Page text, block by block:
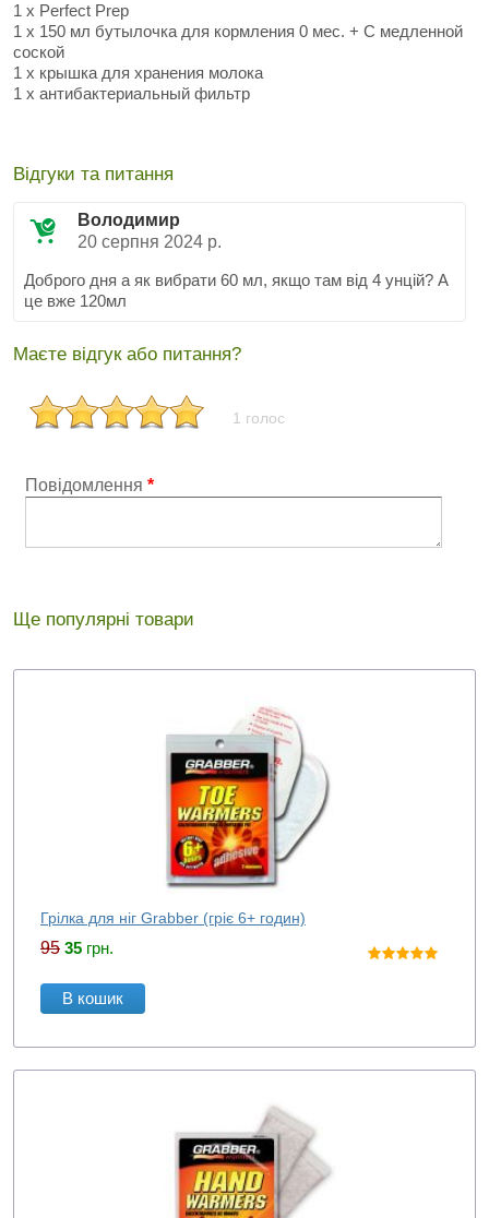
1 x Perfect Prep
1 x 150 мл бутылочка для кормления 0 мес. + С медленной
соской
1 x крышка для хранения молока
1 x антибактериальный фильтр
Відгуки та питання
Володимир
20 серпня 2024 р.
Доброго дня а як вибрати 60 мл, якщо там від 4 унцій? А
це вже 120мл
Маєте відгук або питання?
1 голос
Повідомлення *
Ще популярні товари
Грілка для ніг Grabber (гріє 6+ годин)
95 35 грн.
В кошик